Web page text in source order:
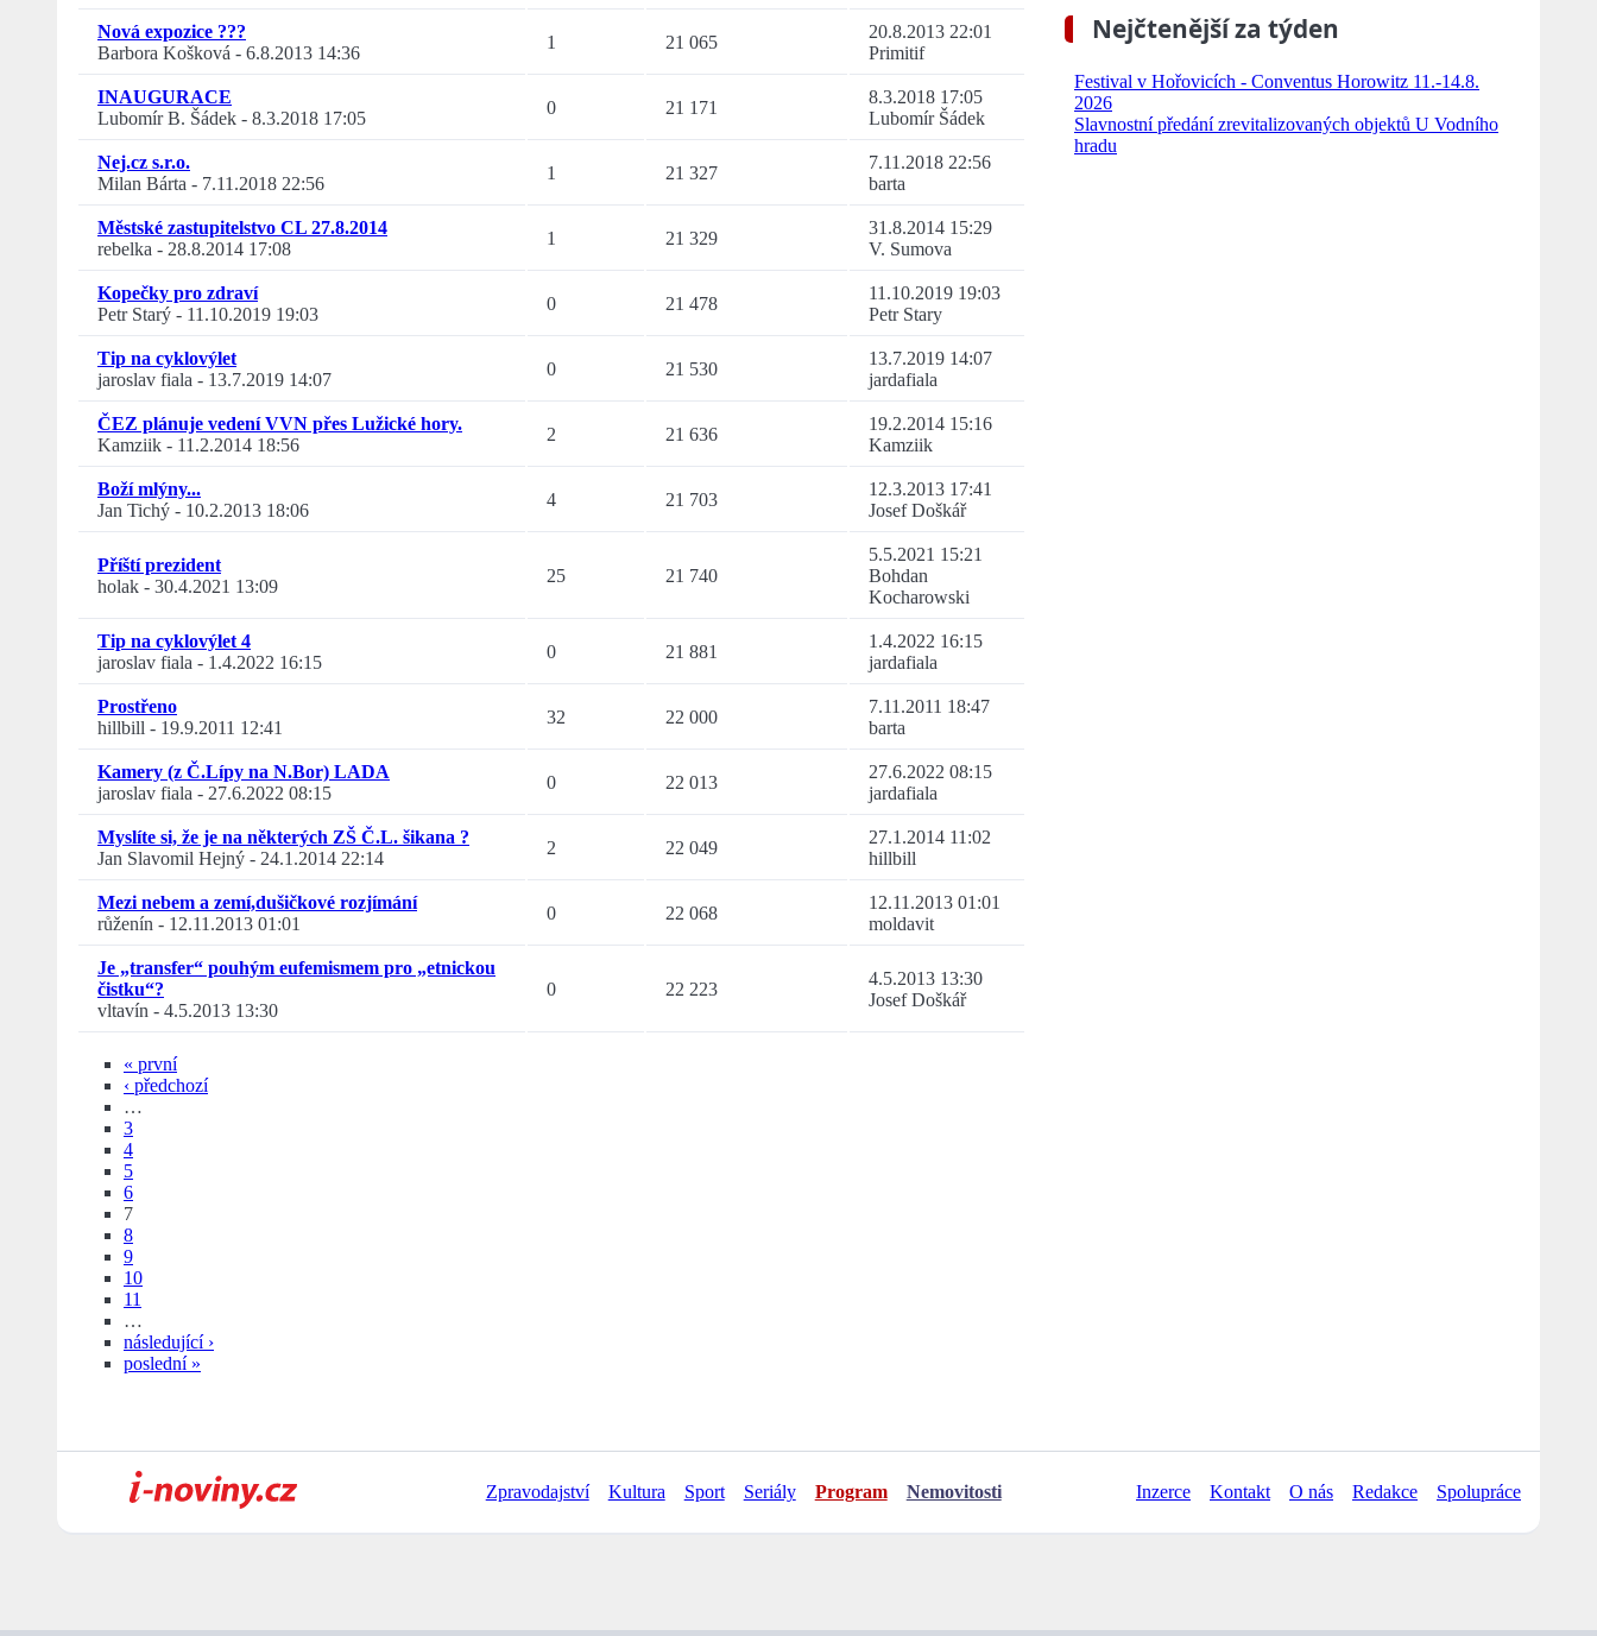
Nová expozice ???
Barbora Košková - 6.8.2013 14:36
1 21 065
20.8.2013 22:01
Primitif
INAUGURACE
Lubomír B. Šádek - 8.3.2018 17:05
0 21 171
8.3.2018 17:05
Lubomír Šádek
Nej.cz s.r.o.
Milan Bárta - 7.11.2018 22:56
1 21 327
7.11.2018 22:56
barta
Městské zastupitelstvo CL 27.8.2014
rebelka - 28.8.2014 17:08
1 21 329
31.8.2014 15:29
V. Sumova
Kopečky pro zdraví
Petr Starý - 11.10.2019 19:03
0 21 478
11.10.2019 19:03
Petr Stary
Tip na cyklovýlet
jaroslav fiala - 13.7.2019 14:07
0 21 530
13.7.2019 14:07
jardafiala
ČEZ plánuje vedení VVN přes Lužické hory.
Kamziik - 11.2.2014 18:56
2 21 636
19.2.2014 15:16
Kamziik
Boží mlýny...
Jan Tichý - 10.2.2013 18:06
4 21 703
12.3.2013 17:41
Josef Doškář
Příští prezident
holak - 30.4.2021 13:09
25 21 740
5.5.2021 15:21
Bohdan
Kocharowski
Tip na cyklovýlet 4
jaroslav fiala - 1.4.2022 16:15
0 21 881
1.4.2022 16:15
jardafiala
Prostřeno
hillbill - 19.9.2011 12:41
32 22 000
7.11.2011 18:47
barta
Kamery (z Č.Lípy na N.Bor) LADA
jaroslav fiala - 27.6.2022 08:15
0 22 013
27.6.2022 08:15
jardafiala
Myslíte si, že je na některých ZŠ Č.L. šikana ?
Jan Slavomil Hejný - 24.1.2014 22:14
2 22 049
27.1.2014 11:02
hillbill
Mezi nebem a zemí,dušičkové rozjímání
růženín - 12.11.2013 01:01
0 22 068
12.11.2013 01:01
moldavit
Je „transfer“ pouhým eufemismem pro „etnickou
čistku“?
vltavín - 4.5.2013 13:30
0 22 223
4.5.2013 13:30
Josef Doškář
« první
‹ předchozí
…
3
4
5
6
7
8
9
10
11
…
následující ›
poslední »
Nejčtenější za týden
Festival v Hořovicích - Conventus Horowitz 11.-14.8.
2026
Slavnostní předání zrevitalizovaných objektů U Vodního
hradu
Zpravodajství Kultura Sport Seriály Program Nemovitosti Inzerce Kontakt O nás Redakce Spolupráce